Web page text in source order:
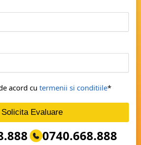
acord cu termenii si conditiile*
Solicita Evaluare
0740.668.888